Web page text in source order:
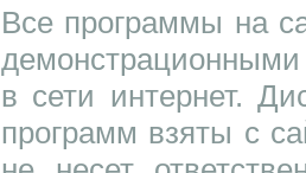
Все программы на
в сети интернет.
программ взяты с